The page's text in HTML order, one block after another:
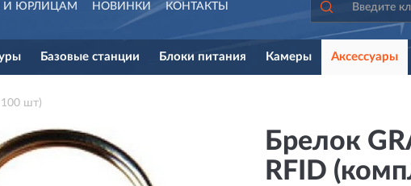
И ЮРЛИЦАМ НОВИНКИ КОНТАКТЫ
Базовые станции Блоки питания Камеры Аксессуары
100 шт)
Брелок
RFID